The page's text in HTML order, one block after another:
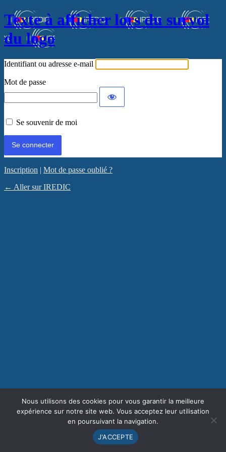
Texte à afficher lors du survol
du logo
Identifiant ou adresse e-mail
Mot de passe
Se souvenir de moi
Inscription | Mot de passe oublié ?
← Aller sur IREDIC
Nous utilisons des cookies pour vous garantir la meilleure
expérience sur notre site web. Vous acceptez leur utilisation
en poursuivant la navigation.
J'ACCEPTE